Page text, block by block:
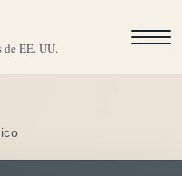
de EE. UU.